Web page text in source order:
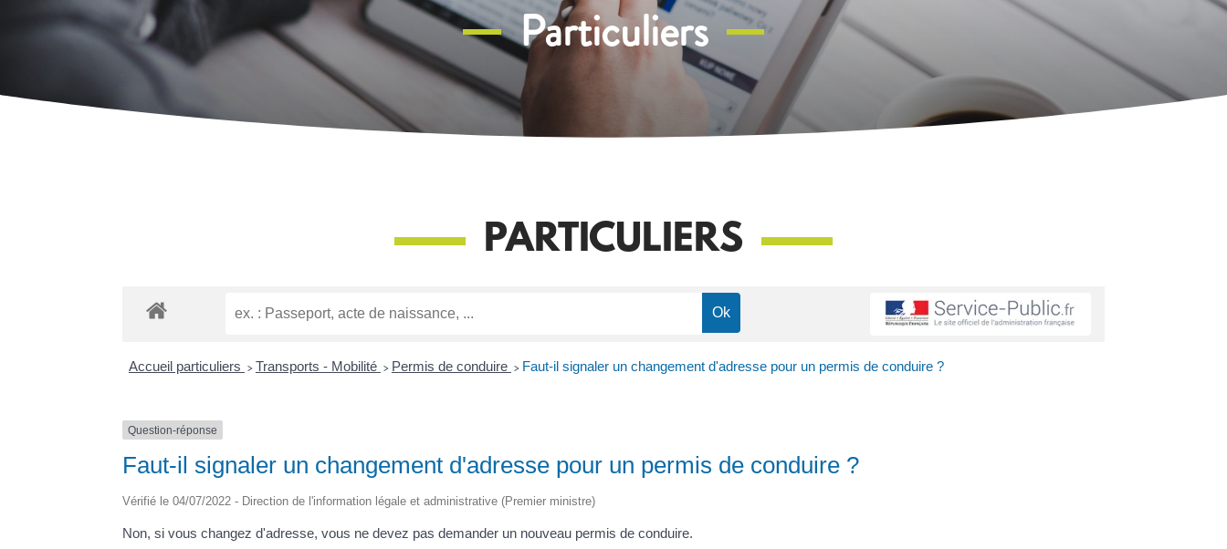
Particuliers
PARTICULIERS
Accueil particuliers > Transports - Mobilité > Permis de conduire > Faut-il signaler un changement d'adresse pour un permis de conduire ?
Question-réponse
Faut-il signaler un changement d'adresse pour un permis de conduire ?
Vérifié le 04/07/2022 - Direction de l'information légale et administrative (Premier ministre)
Non, si vous changez d'adresse, vous ne devez pas demander un nouveau permis de conduire.